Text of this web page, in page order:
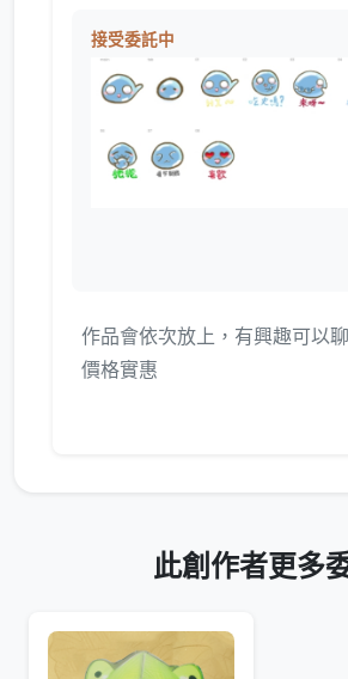
接受委託中
作品會依次放上，有興趣可以
價格實惠
此創作者更多